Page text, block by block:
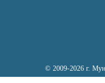
© 2009-2026 г.